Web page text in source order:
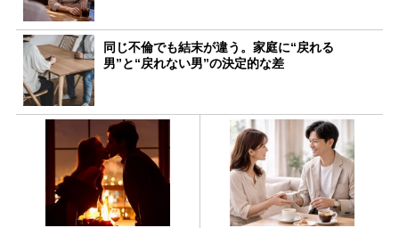
同じ不倫でも結末が違う。家庭に“戻れる
男”と“戻れない男”の決定的な差